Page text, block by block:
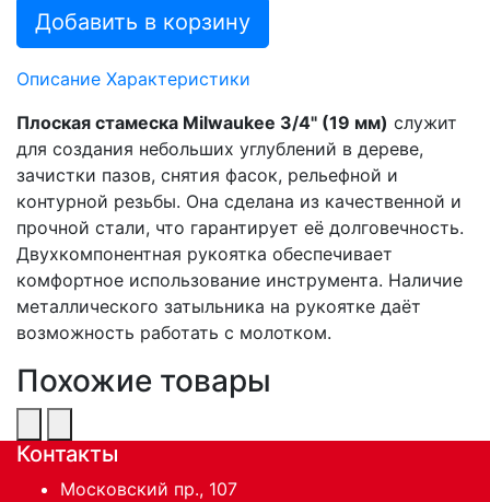
Добавить в корзину
Описание Характеристики
Плоская стамеска Milwaukee 3/4" (19 мм) служит
для создания небольших углублений в дереве,
зачистки пазов, снятия фасок, рельефной и
контурной резьбы. Она сделана из качественной и
прочной стали, что гарантирует её долговечность.
Двухкомпонентная рукоятка обеспечивает
комфортное использование инструмента. Наличие
металлического затыльника на рукоятке даёт
возможность работать с молотком.
Похожие товары
Контакты
Московский пр., 107